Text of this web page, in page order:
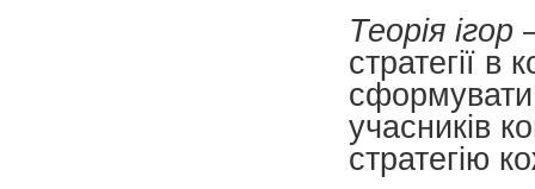
Теорія ігор
стратегії в
сформувати
учасників
стратегію